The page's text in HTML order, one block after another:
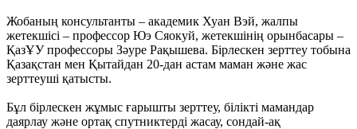
Жобаның консультанты – академик Хуан Вэй, жалпы
жетекшісі – профессор Юэ Сяокуй, жетекшінің орынбасары –
ҚазҰУ профессоры Зәуре Рақышева. Бірлескен зерттеу тобына
Қазақстан мен Қытайдан 20-дан астам маман және жас
зерттеуші қатысты.
Бұл бірлескен жұмыс ғарышты зерттеу, білікті мамандар
даярлау және ортақ спутниктерді жасау, сондай-ақ